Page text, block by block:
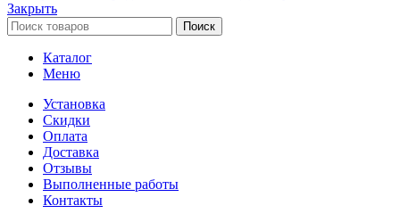
Закрыть
Поиск
Каталог
Меню
Установка
Скидки
Оплата
Доставка
Отзывы
Выполненные работы
Контакты